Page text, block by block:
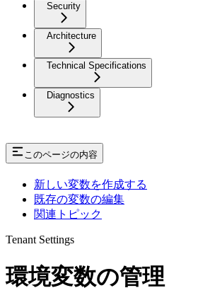
Security
Architecture
Technical Specifications
Diagnostics
このページの内容
新しい変数を作成する
既存の変数の編集
関連トピック
Tenant Settings
環境変数の管理